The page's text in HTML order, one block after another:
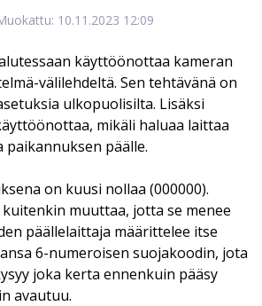
10.11.2023 12:09
käyttöönottaa kameran
välilehdeltä. Sen tehtävänä on
ulkopuolisilta. Lisäksi
mikäli haluaa laittaa
paikannuksen päälle.
on kuusi nollaa (000000).
muuttaa, jotta se menee
päällelaittaja määrittelee itse
6-numeroisen suojakoodin, jota
joka kerta ennenkuin pääsy
avautuu.